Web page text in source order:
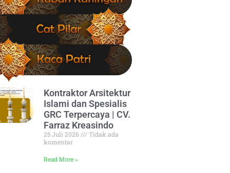
Kontraktor Arsitektur
Islami dan Spesialis
GRC Terpercaya | CV.
Farraz Kreasindo
25 Juli 2026
Tidak ada
komentar
Read More »